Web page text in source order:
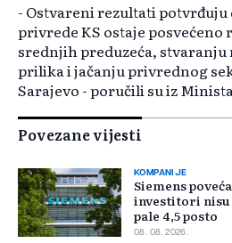
- Ostvareni rezultati
privrede KS ostaje posvećeno
srednjih preduzeća,
prilika i jačanju privrednog
Sarajevo - poručili su iz
Povezane vijesti
KOMPANIJE
Siemens
investitori nisu
pale 4,5 posto
08. 08. 2026.